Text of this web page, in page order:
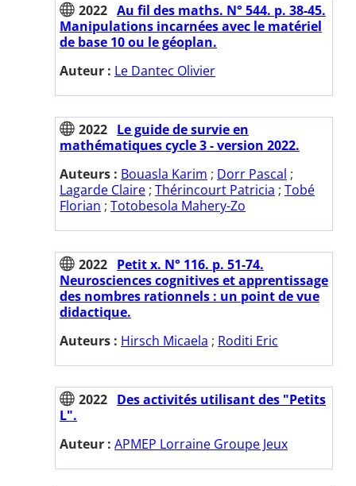
2022 Au fil des maths. N° 544. p. 38-45.
Manipulations incarnées avec le matériel
de base 10 ou le géoplan.
Auteur : Le Dantec Olivier
2022 Le guide de survie en
mathématiques cycle 3 - version 2022.
Auteurs : Bouasla Karim ; Dorr Pascal ;
Lagarde Claire ; Thérincourt Patricia ; Tobé
Florian ; Totobesola Mahery-Zo
2022 Petit x. N° 116. p. 51-74.
Neurosciences cognitives et apprentissage
des nombres rationnels : un point de vue
didactique.
Auteurs : Hirsch Micaela ; Roditi Eric
2022 Des activités utilisant des "Petits
L".
Auteur : APMEP Lorraine Groupe Jeux